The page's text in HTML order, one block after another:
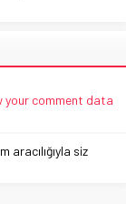
your comment data
aracılığıyla siz